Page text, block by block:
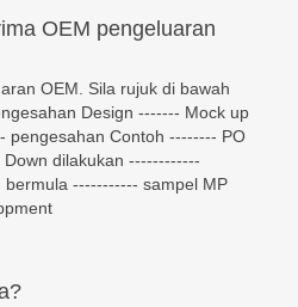
OEM pengeluaran
OEM. Sila rujuk di bawah
Design ------- Mock up
pengesahan Contoh -------- PO
dilakukan ------------
----------- sampel MP